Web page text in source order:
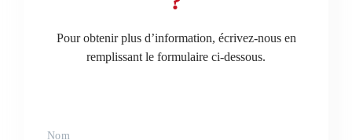
Pour obtenir plus d’information, écrivez-nous en
remplissant le formulaire ci-dessous.